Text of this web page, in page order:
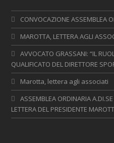
CONVOCAZIONE ASSEMBLEA
MAROTTA, LETTERA AGLI
AVVOCATO GRASSANI: “IL
QUALIFICATO DEL DIRETTORE
Marotta, lettera agli associati
ASSEMBLEA ORDINARIA
LETTERA DEL PRESIDENTE